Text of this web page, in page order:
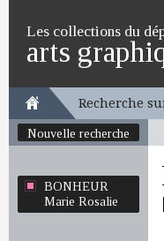
Les collections du
arts
Recherche
Nouvelle recherche
BONHEUR
Marie Rosalie